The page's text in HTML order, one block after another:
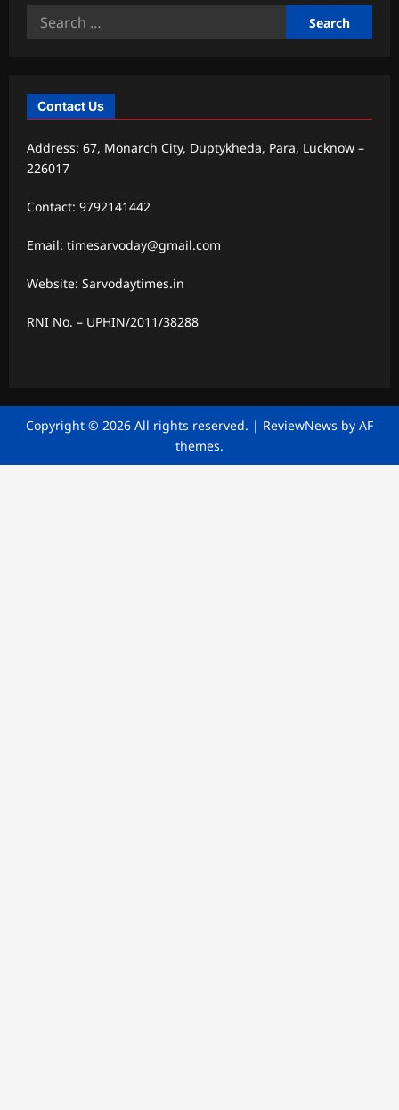
Search
Contact Us
Address: 67, Monarch City, Duptykheda, Para, Lucknow –
226017
Contact: 9792141442
Email: timesarvoday@gmail.com
Website: Sarvodaytimes.in
RNI No. – UPHIN/2011/38288
Copyright © 2026 All rights reserved. | ReviewNews by AF
themes.